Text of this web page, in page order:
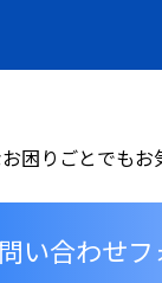
困りごとでもお
い合わせフ